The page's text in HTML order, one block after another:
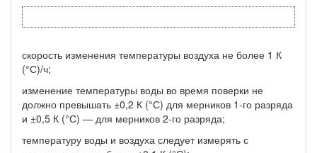
скорость изменения температуры воздуха не более 1 К
(°С)/ч;
изменение температуры воды во время поверки не
должно превышать ±0,2 К (°С) для мерников 1-го разряда
и ±0,5 К (°С) — для мерников 2-го разряда;
температуру воды и воздуха следует измерять с